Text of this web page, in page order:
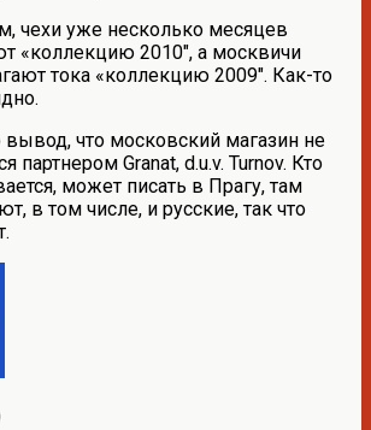
чехи уже несколько месяцев
«коллекцию 2010″, а москвичи
тока «коллекцию 2009″. Как-то
что московский магазин не
партнером Granat, d.u.v. Turnov. Кто
может писать в Прагу, там
в том числе, и русские, так что